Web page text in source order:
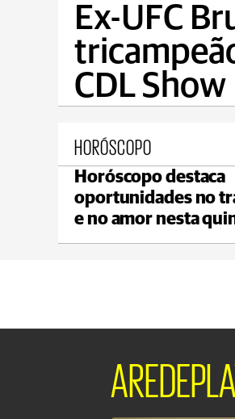
Ex-UFC
CDL Show
HORÓSCOPO
Horóscopo destaca
oportunidades no
e no amor nesta
Ponta Grossa
max 20°C min 17°C